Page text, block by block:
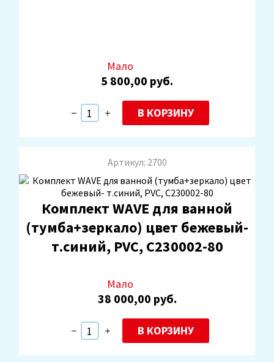
Мало
5 800,00 руб.
В КОРЗИНУ
Артикул: 2700
Комплект WAVE для ванной
(тумба+зеркало) цвет бежевый-
т.синий, PVC, С230002-80
Мало
38 000,00 руб.
В КОРЗИНУ